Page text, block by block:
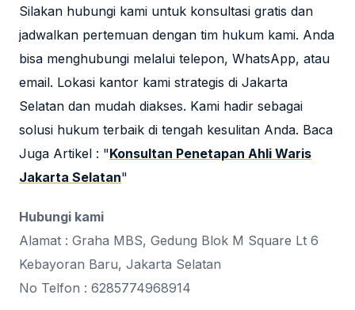
Silakan hubungi kami untuk konsultasi gratis dan
jadwalkan pertemuan dengan tim hukum kami. Anda
bisa menghubungi melalui telepon, WhatsApp, atau
email. Lokasi kantor kami strategis di Jakarta
Selatan dan mudah diakses. Kami hadir sebagai
solusi hukum terbaik di tengah kesulitan Anda. Baca
Juga Artikel : "Konsultan Penetapan Ahli Waris
Jakarta Selatan"
Hubungi kami
Alamat : Graha MBS, Gedung Blok M Square Lt 6
Kebayoran Baru, Jakarta Selatan
No Telfon : 6285774968914